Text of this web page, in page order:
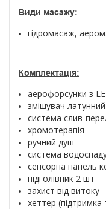
Види масажу:
гідромасаж,
Комплектація:
аерофорсунки з
змішувач латунний
система слив-
хромотерапія
ручний душ
система
сенсорна панель
підголівник 2 шт
захист від витоку
хеттер